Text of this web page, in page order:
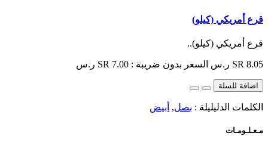
قرع أمريكي (كيلو)
قرع أمريكي (كيلو)..
SR 8.05 ر.س السعر بدون ضريبة : SR 7.00 ر.س
اضافة للسلة
الكلمات الدليليلة : بصل, أبيض
مـعـلـومـات